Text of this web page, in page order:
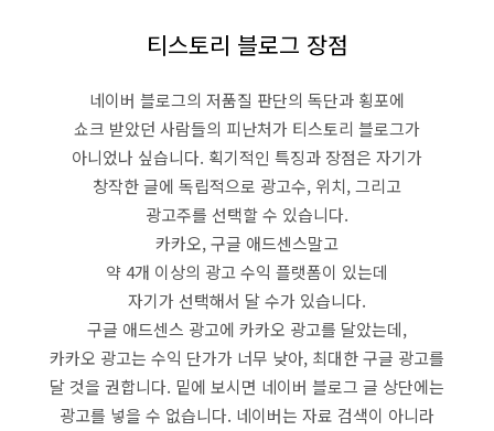
티스토리 블로그 장점
네이버 블로그의 저품질 판단의 독단과 횡포에
쇼크 받았던 사람들의 피난처가 티스토리 블로그가
아니었나 싶습니다. 획기적인 특징과 장점은 자기가
창작한 글에 독립적으로 광고수, 위치, 그리고
광고주를 선택할 수 있습니다.
카카오, 구글 애드센스말고
약 4개 이상의 광고 수익 플랫폼이 있는데
자기가 선택해서 달 수가 있습니다.
구글 애드센스 광고에 카카오 광고를 달았는데,
카카오 광고는 수익 단가가 너무 낮아, 최대한 구글 광고를
달 것을 권합니다. 밑에 보시면 네이버 블로그 글 상단에는
광고를 넣을 수 없습니다. 네이버는 자료 검색이 아니라